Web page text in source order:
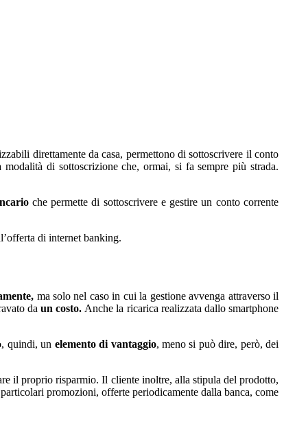
direttamente da casa, permettono di sottoscrivere il conto
di sottoscrizione che, ormai, si fa sempre più strada.
che permette di sottoscrivere e gestire un conto corrente
di internet banking.
ma solo nel caso in cui la gestione avvenga attraverso il
da un costo. Anche la ricarica realizzata dallo smartphone
quindi, un elemento di vantaggio, meno si può dire, però, dei
il proprio risparmio. Il cliente inoltre, alla stipula del prodotto,
promozioni, offerte periodicamente dalla banca, come